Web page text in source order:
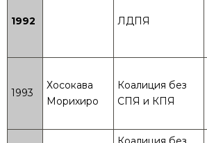
1992 ЛДПЯ
1993
Хосокава
Морихиро
Коалиция без
СПЯ и КПЯ